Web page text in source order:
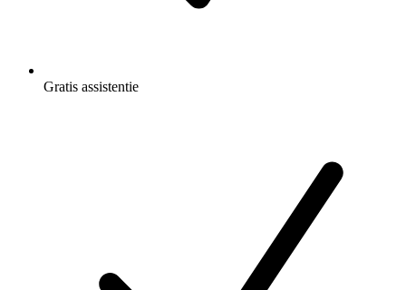
Gratis assistentie